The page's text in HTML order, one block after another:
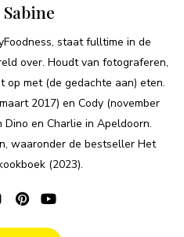
staat fulltime in de
over. Houdt van fotograferen,
op met (de gedachte aan) eten.
2017) en Cody (november
Dino en Charlie in Apeldoorn.
waaronder de bestseller Het
(2023).